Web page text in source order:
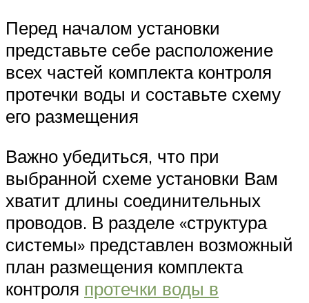
Перед началом установки
представьте себе расположение
всех частей комплекта контроля
протечки воды и составьте схему
его размещения
Важно убедиться, что при
выбранной схеме установки Вам
хватит длины соединительных
проводов. В разделе «структура
системы» представлен возможный
план размещения комплекта
контроля протечки воды в